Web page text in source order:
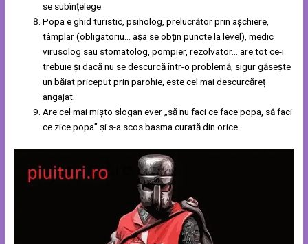
se subînțelege.
Popa e ghid turistic, psiholog, prelucrător prin așchiere,
tâmplar (obligatoriu… așa se obțin puncte la level), medic
virusolog sau stomatolog, pompier, rezolvator… are tot ce-i
trebuie și dacă nu se descurcă într-o problemă, sigur găsește
un băiat priceput prin parohie, este cel mai descurcăreț
angajat.
Are cel mai mișto slogan ever „să nu faci ce face popa, să faci
ce zice popa” și s-a scos basma curată din orice.